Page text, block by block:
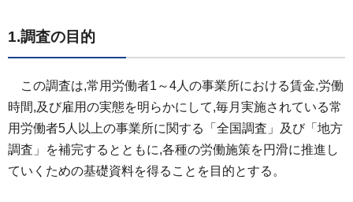
1.調査の目的
この調査は,常用労働者1～4人の事業所における賃金,労働
時間,及び雇用の実態を明らかにして,毎月実施されている常
用労働者5人以上の事業所に関する「全国調査」及び「地方
調査」を補完するとともに,各種の労働施策を円滑に推進し
ていくための基礎資料を得ることを目的とする。